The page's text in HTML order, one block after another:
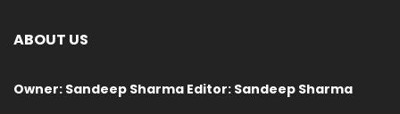
ABOUT US
Owner: Sandeep Sharma Editor: Sandeep Sharma